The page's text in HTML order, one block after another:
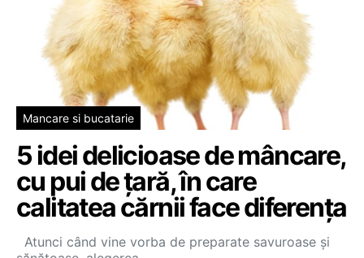
Mancare si bucatarie
5 idei delicioase de mâncare,
cu pui de țară, în care
calitatea cărnii face diferența
Atunci când vine vorba de preparate savuroase și